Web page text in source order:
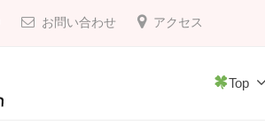
お問い合わせ アクセス
Top